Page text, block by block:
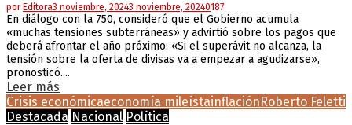
porEditora3 noviembre, 20243 noviembre, 20240187
En diálogo con la 750, consideró que el Gobierno acumula
«muchas tensiones subterráneas» y advirtió sobre los pagos que
deberá afrontar el año próximo: «Si el superávit no alcanza, la
tensión sobre la oferta de divisas va a empezar a agudizarse»,
pronosticó....
Leer más
Crisis económicaeconomía mileístainflaciónRoberto Feletti
Destacada Nacional Política